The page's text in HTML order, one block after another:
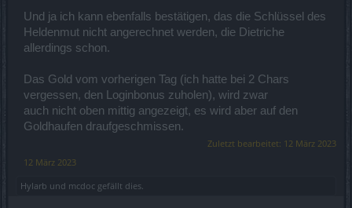
Und ja ich kann ebenfalls bestätigen, das die Schlüssel des
Heldenmut nicht angerechnet werden, die Dietriche
allerdings schon.
Das Gold vom vorherigen Tag (ich hatte bei 2 Chars
vergessen, den Loginbonus zuholen), wird zwar
auch nicht oben mittig angezeigt, es wird aber auf den
Goldhaufen draufgeschmissen.
Zuletzt bearbeitet: 12 März 2023
12 März 2023
Hylarb und mcdoc gefällt dies.